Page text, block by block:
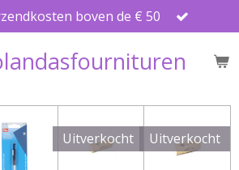
boven de € 50
Uitverkocht Uitverkocht